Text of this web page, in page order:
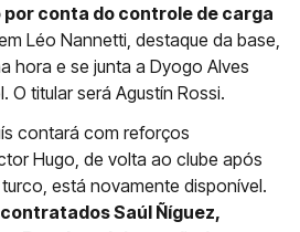
conta do controle de carga
Léo Nannetti, destaque da base,
hora e se junta a Dyogo Alves
titular será Agustín Rossi.
contará com reforços
Hugo, de volta ao clube após
está novamente disponível.
Saúl Ñíguez,